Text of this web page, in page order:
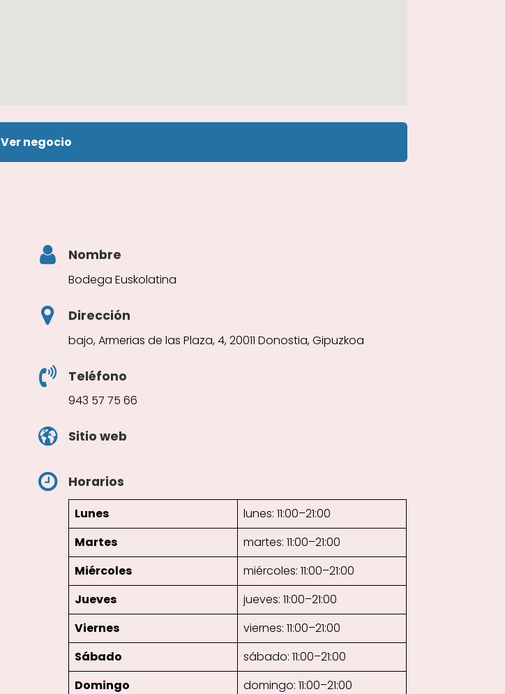
Ver negocio
Nombre
Bodega Euskolatina
Dirección
bajo, Armerias de las Plaza, 4, 20011 Donostia, Gipuzkoa
Teléfono
943 57 75 66
Sitio web
Horarios
Lunes
lunes: 11:00–21:00
Martes
martes: 11:00–21:00
Miércoles
miércoles: 11:00–21:00
Jueves
jueves: 11:00–21:00
Viernes
viernes: 11:00–21:00
Sábado
sábado: 11:00–21:00
Domingo
domingo: 11:00–21:00